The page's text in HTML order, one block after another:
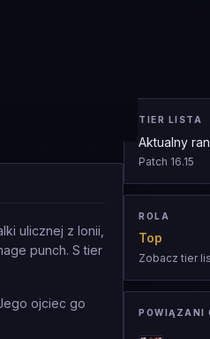
ulicznej z Ionii,
punch. S tier
ojciec go
TIER LISTA
Aktualny
Patch 16.15
ROLA
Top
Zobacz tier
POWIĄZANI